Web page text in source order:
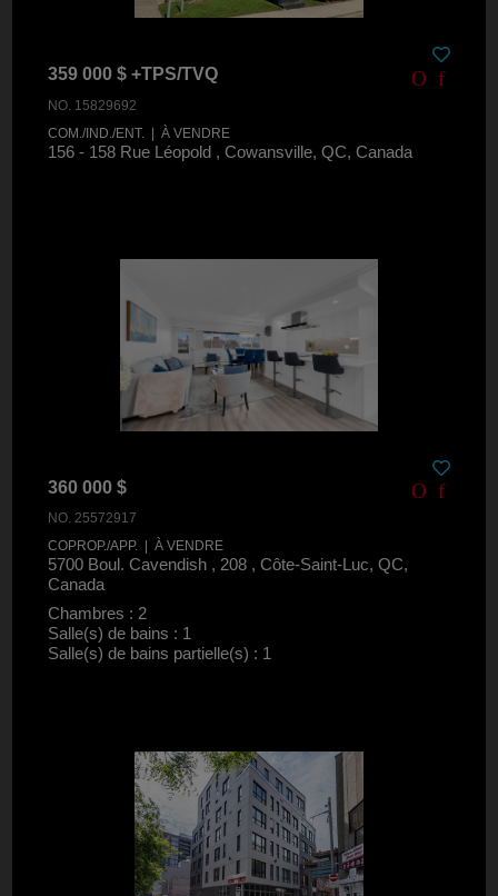
359 000 $ +TPS/TVQ
NO. 15829692
COM./IND./ENT. | À VENDRE
156 - 158 Rue Léopold , Cowansville, QC, Canada
360 000 $
NO. 25572917
COPROP./APP. | À VENDRE
5700 Boul. Cavendish , 208 , Côte-Saint-Luc, QC,
Canada
Chambres : 2
Salle(s) de bains : 1
Salle(s) de bains partielle(s) : 1